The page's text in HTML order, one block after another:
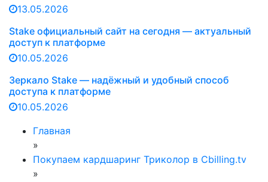
13.05.2026
Stake официальный сайт на сегодня — актуальный
доступ к платформе
10.05.2026
Зеркало Stake — надёжный и удобный способ
доступа к платформе
10.05.2026
Главная
»
Покупаем кардшаринг Триколор в Cbilling.tv
»